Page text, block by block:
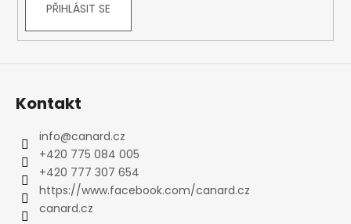
PŘIHLÁSIT SE
Kontakt
info@canard.cz
+420 775 084 005
+420 777 307 654
https://www.facebook.com/canard.cz
canard.cz